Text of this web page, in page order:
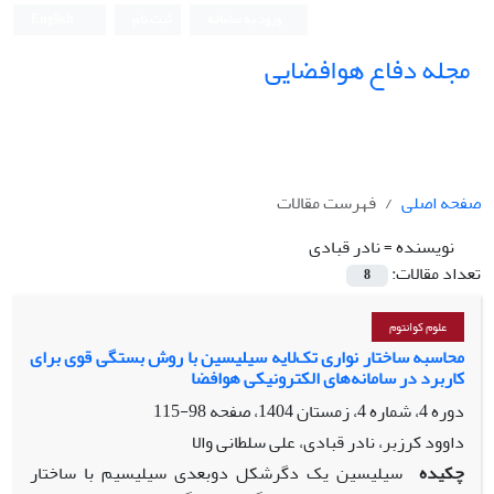
مجله دفاع هوافضایی
صفحه اصلی
فهرست مقالات
نویسنده =نادر قبادی
تعداد مقالات:
8
علوم کوانتوم
محاسبه ساختار نواری تک‌لایه سیلیسین با روش بستگی قوی برای
کاربرد در سامانه‌های الکترونیکی هوافضا
دوره 4، شماره 4، زمستان 1404، صفحه
98-115
داوود کرزبر، نادر قبادی، علی سلطانی والا
چکیده سیلیسین یک دگرشکل دوبعدی سیلیسیم با ساختار